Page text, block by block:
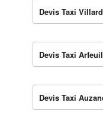
Devis Taxi
Devis Taxi
Devis Taxi